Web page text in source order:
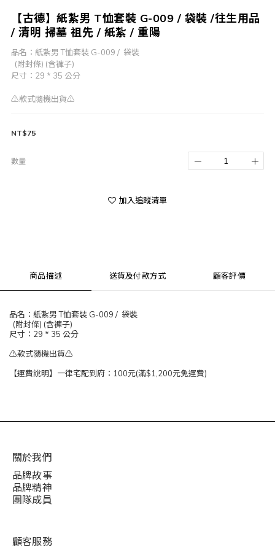
【古德】紙紮男 T恤套裝 G-009 / 袋裝 /往生用品
/ 清明 掃墓 祖先 / 紙紮 / 重陽
品名：紙紮男 T恤套裝 G-009 /  袋裝
  (附封條) (含褲子)
尺寸：29 * 35 公分
⚠️款式隨機出貨⚠️
NT$75
數量
加入追蹤清單
商品描述 送貨及付款方式 顧客評價
品名：紙紮男 T恤套裝 G-009 / 袋裝
(附封條) (含褲子)
尺寸：29 * 35 公分
⚠️款式隨機出貨⚠️
【運費說明】一律宅配到府：100元(滿$1,200元免運費)
關於我們
品牌故事
品牌精神
團隊成員
顧客服務